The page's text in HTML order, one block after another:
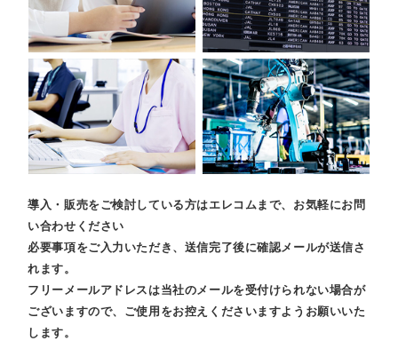
導入・販売をご検討している方はエレコムまで、お気軽にお問
い合わせください
必要事項をご入力いただき、送信完了後に確認メールが送信さ
れます。
フリーメールアドレスは当社のメールを受付けられない場合が
ございますので、ご使用をお控えくださいますようお願いいた
します。